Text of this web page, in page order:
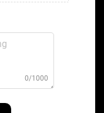
0/1000